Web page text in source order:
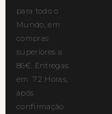
para todo o
Mundo, em
compras
superiores a
86€. Entregas
em 72 Horas,
após
confirmação